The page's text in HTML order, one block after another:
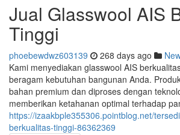
Jual Glasswool AIS
Tinggi
phoebewdwz603139 268 days ago
Kami menyediakan glasswool AIS
beragam kebutuhan bangunan Anda.
bahan premium dan diproses dengan
memberikan ketahanan optimal terhadap
https://izaakbple355306.pointblog.net/
berkualitas-tinggi-86362369